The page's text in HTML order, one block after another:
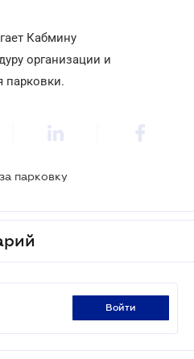
Кабмину
организации и
парковки.
парковку
войти